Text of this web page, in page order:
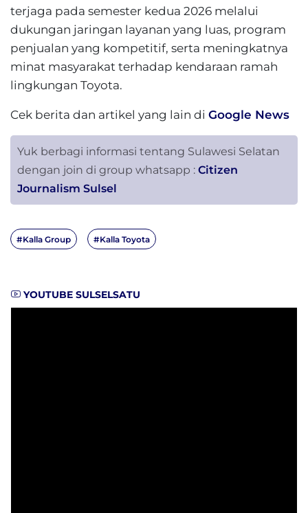
terjaga pada semester kedua 2026 melalui
dukungan jaringan layanan yang luas, program
penjualan yang kompetitif, serta meningkatnya
minat masyarakat terhadap kendaraan ramah
lingkungan Toyota.
Cek berita dan artikel yang lain di Google News
Yuk berbagi informasi tentang Sulawesi Selatan
dengan join di group whatsapp : Citizen
Journalism Sulsel
#Kalla Group #Kalla Toyota
YOUTUBE SULSELSATU